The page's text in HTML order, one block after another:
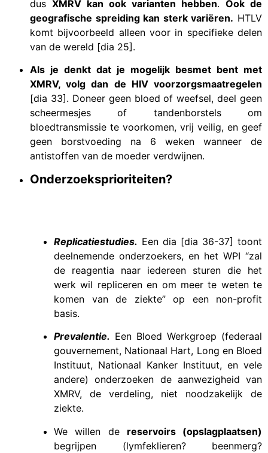
dus XMRV kan ook varianten hebben. Ook de
geografische spreiding kan sterk variëren. HTLV
komt bijvoorbeeld alleen voor in specifieke delen
van de wereld [dia 25].
Als je denkt dat je mogelijk besmet bent met
XMRV, volg dan de HIV voorzorgsmaatregelen
[dia 33]. Doneer geen bloed of weefsel, deel geen
scheermesjes of tandenborstels om
bloedtransmissie te voorkomen, vrij veilig, en geef
geen borstvoeding na 6 weken wanneer de
antistoffen van de moeder verdwijnen.
Onderzoeksprioriteiten?
Replicatiestudies. Een dia [dia 36-37] toont
deelnemende onderzoekers, en het WPI “zal
de reagentia naar iedereen sturen die het
werk wil repliceren en om meer te weten te
komen van de ziekte” op een non-profit
basis.
Prevalentie. Een Bloed Werkgroep (federaal
gouvernement, Nationaal Hart, Long en Bloed
Instituut, Nationaal Kanker Instituut, en vele
andere) onderzoeken de aanwezigheid van
XMRV, de verdeling, niet noodzakelijk de
ziekte.
We willen de reservoirs (opslagplaatsen)
begrijpen (lymfeklieren? beenmerg?